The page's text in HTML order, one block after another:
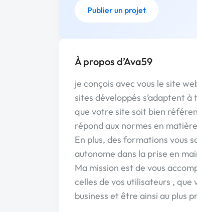
Publier un projet
À propos d’Ava59
je conçois avec vous le site
sites développés s’adaptent
que votre site soit bien
répond aux normes en
En plus, des formations vous
autonome dans la prise en
Ma mission est de vous
celles de vos utilisateurs ,
business et être ainsi au plus